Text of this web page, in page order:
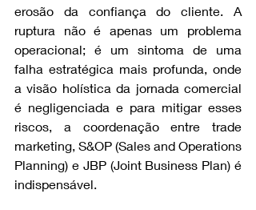
erosão da confiança do cliente. A
ruptura não é apenas um problema
operacional; é um sintoma de uma
falha estratégica mais profunda, onde
a visão holística da jornada comercial
é negligenciada e para mitigar esses
riscos, a coordenação entre trade
marketing, S&OP (Sales and Operations
Planning) e JBP (Joint Business Plan) é
indispensável.